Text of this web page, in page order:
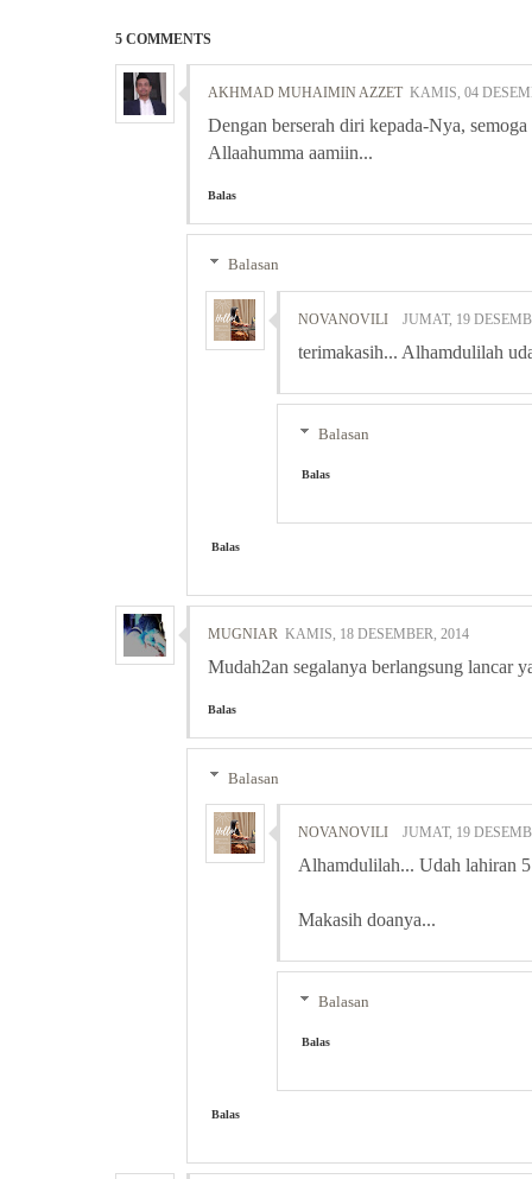
5 COMMENTS
AKHMAD MUHAIMIN AZZET KAMIS, 04
Dengan berserah diri kepada-Nya,
Allaahumma aamiin...
Balas
Balasan
NOVANOVILI JUMAT, 19
terimakasih... Alhamdulilah
Balasan
Balas
Balas
MUGNIAR KAMIS, 18 DESEMBER, 2014
Mudah2an segalanya berlangsung lancar
Balas
Balasan
NOVANOVILI JUMAT, 19
Alhamdulilah... Udah lahiran
Makasih doanya...
Balasan
Balas
Balas